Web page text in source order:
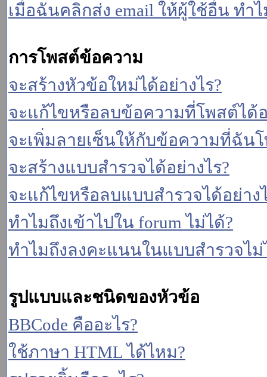
เมื่อฉันคลิกส่ง email ให้ผู้ใช้อื่น ทำ
การโพสต์ข้อความ
จะสร้างหัวข้อใหม่ได้อย่างไร?
จะแก้ไขหรือลบข้อความที่โพสต์ได้อ
จะเพิ่มลายเซ็นให้กับข้อความที่ฉันโ
จะสร้างแบบสำรวจได้อย่างไร?
จะแก้ไขหรือลบแบบสำรวจได้อย่าง
ทำไมถึงเข้าไปใน forum ไม่ได้?
ทำไมถึงลงคะแนนในแบบสำรวจไม่
รูปแบบและชนิดของหัวข้อ
BBCode คืออะไร?
ใช้ภาษา HTML ได้ไหม?